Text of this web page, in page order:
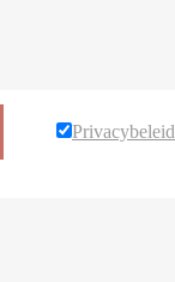
Privacybeleid